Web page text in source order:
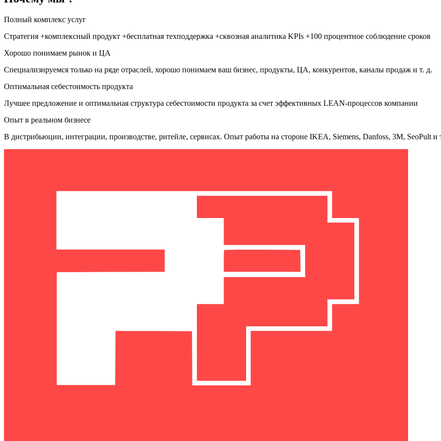
Полный комплекс услуг
Стратегия +комплексный продукт +бесплатная техподдержка +сквозная аналитика KPIs +100 процентное соблюдение сроков
Хорошо понимаем рынок и ЦА
Специализируемся только на ряде отраслей, хорошо понимаем ваш бизнес, продукты, ЦА, конкурентов, каналы продаж и т. д.
Оптимальная себестоимость продукта
Лучшее предложение и оптимальная структура себестоимости продукта за счет эффективных LEAN-процессов компании
Опыт в реальном бизнесе
В дистрибьюции, интеграции, производстве, ритейле, сервисах. Опыт работы на стороне IKEA, Siemens, Danfoss, 3M, SeoPult и